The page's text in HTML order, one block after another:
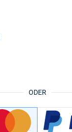
ODER